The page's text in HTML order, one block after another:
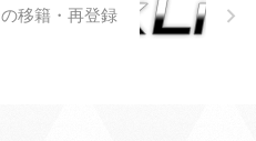
移籍・再登録